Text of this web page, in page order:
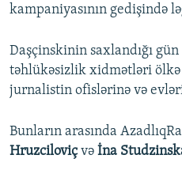
kampaniyasının gedişində
Daşçinskinin saxlandığı
təhlükəsizlik xidmətləri
jurnalistin ofislərinə və
Bunların arasında
Hruzciloviçvə İna